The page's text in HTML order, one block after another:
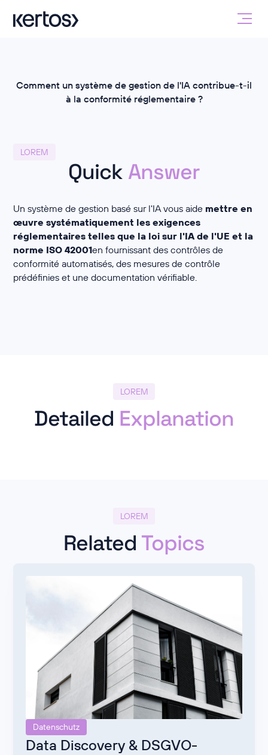
Comment un système de gestion de l'IA contribue-t-il
à la conformité réglementaire ?
LOREM
Quick Answer
Un système de gestion basé sur l'IA vous aide mettre en
œuvre systématiquement les exigences
réglementaires telles que la loi sur l'IA de l'UE et la
norme ISO 42001en fournissant des contrôles de
conformité automatisés, des mesures de contrôle
prédéfinies et une documentation vérifiable.
LOREM
Detailed Explanation
LOREM
Related Topics
Datenschutz
Data Discovery & DSGVO-